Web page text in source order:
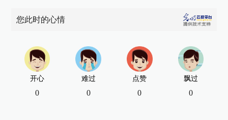
您此时的心情
开心
0
难过
0
点赞
0
飘过
0